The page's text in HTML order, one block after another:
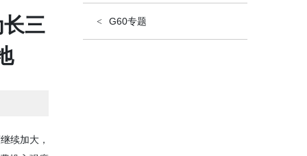
三
续加大，
G60专题